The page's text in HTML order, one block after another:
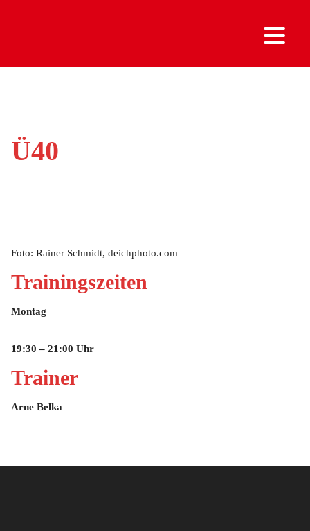
Ü40
Foto: Rainer Schmidt, deichphoto.com
Trainingszeiten
Montag
19:30 – 21:00 Uhr
Trainer
Arne Belka